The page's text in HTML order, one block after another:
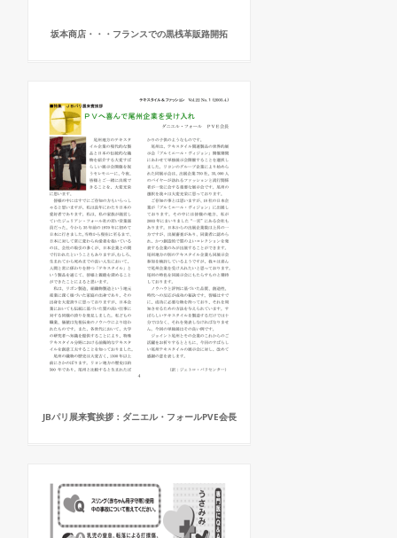
坂本商店・・・フランスでの黒桟革販路開拓
JBパリ展来賓挨拶：ダニエル・フォールPVE会長